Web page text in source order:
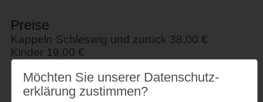
Preise
Kappeln Schleswig und zurück 38,00 €
Kinder 19,00 €
Familienkarte 95,00 € Single Familienkarte
57,00 €
Einfache Fahrt 25,00 €
Möchten Sie unserer Datenschutz­
erklärung zustimmen?